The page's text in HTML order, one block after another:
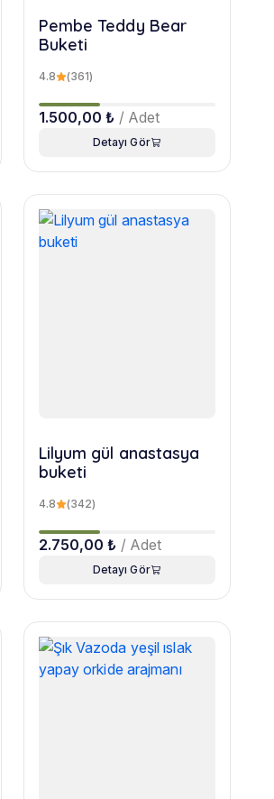
Pembe Teddy Bear
Buketi
4.8 (361)
1.500,00 ₺ / Adet
Detayı Gör
Lilyum gül anastasya
buketi
4.8 (342)
2.750,00 ₺ / Adet
Detayı Gör